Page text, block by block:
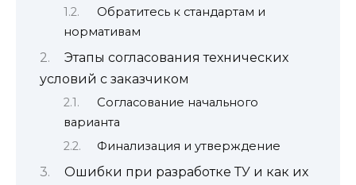
Обратитесь к стандартам и
нормативам
Этапы согласования технических
условий с заказчиком
Согласование начального
варианта
Финализация и утверждение
Ошибки при разработке ТУ и как их